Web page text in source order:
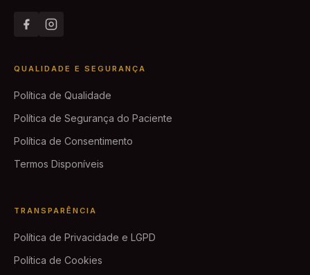
QUALIDADE E SEGURANÇA
Política de Qualidade
Política de Segurança do Paciente
Política de Consentimento
Termos Disponíveis
TRANSPARÊNCIA
Política de Privacidade e LGPD
Política de Cookies